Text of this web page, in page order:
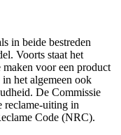
in beide bestreden
Voorts staat het
voor een product
het algemeen ook
De Commissie
reclame-uiting in
Code (NRC).